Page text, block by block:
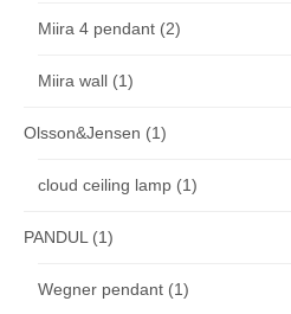
Miira 4 pendant (2)
Miira wall (1)
Olsson&Jensen (1)
cloud ceiling lamp (1)
PANDUL(1)
Wegner pendant (1)